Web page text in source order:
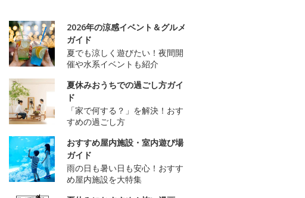
2026年の涼感イベント＆グルメ
ガイド
夏でも涼しく遊びたい！夜間開
催や水系イベントも紹介
夏休みおうちでの過ごし方ガイ
ド
「家で何する？」を解決！おす
すめの過ごし方
おすすめ屋内施設・室内遊び場
ガイド
雨の日も暑い日も安心！おすす
め屋内施設を大特集